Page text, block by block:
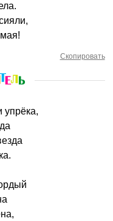
Скопировать
упрёка,